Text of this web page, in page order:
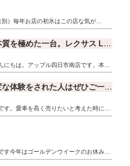
）毎年お店の初氷はこの店な気が…
【新入荷】走りの本質を極めた一台。レクサス LBX モリゾウRRが入庫いたしました。
にちは。アップル四日市南店です。本…
一括査定登録で大変な体験をされた人はぜひご一読を！
す。愛車を高く売りたいと考えた時に…
す今年はゴールデンウイークのお休み…